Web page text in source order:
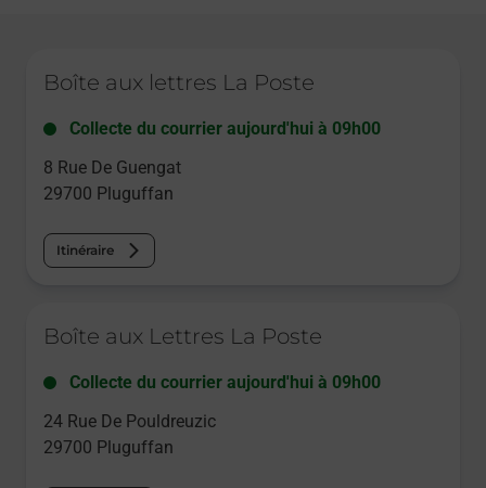
Boîte aux lettres La Poste
Collecte du courrier aujourd'hui à 09h00
8 Rue De Guengat
29700 Pluguffan
Itinéraire
Boîte aux Lettres La Poste
Collecte du courrier aujourd'hui à 09h00
24 Rue De Pouldreuzic
29700 Pluguffan